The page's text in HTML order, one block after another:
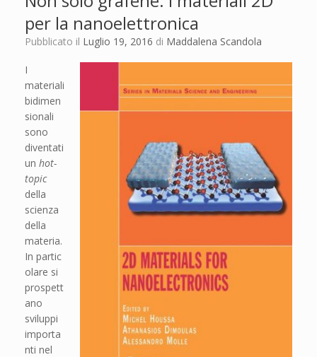
per la nanoelettronica
Pubblicato il Luglio 19, 2016 di Maddalena Scandola
I
materiali
bidimen
sionali
sono
diventati
un hot-
topic
della
scienza
della
materia.
In partic
olare si
prospett
ano
sviluppi
importa
nti nel